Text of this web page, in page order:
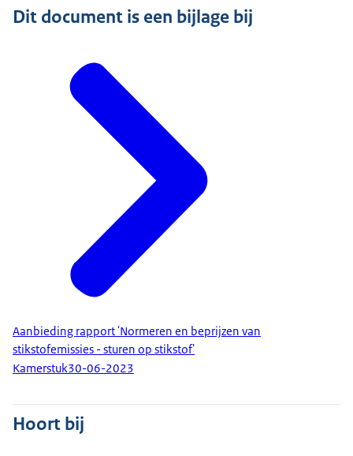
Dit document is een bijlage bij
Aanbieding rapport 'Normeren en beprijzen van
stikstofemissies - sturen op stikstof'
Kamerstuk30-06-2023
Hoort bij